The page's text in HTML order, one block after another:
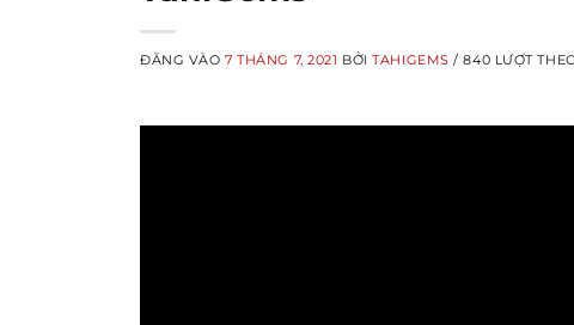
ĐĂNG VÀO7 THÁNG 7, 2021 BỞITAHIGEMS / 840 LƯỢT